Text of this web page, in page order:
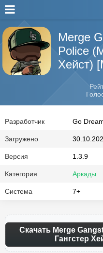
Merge
Police
Хейст)
Разработчик Go
Загружено
Версия 1.3.9
Категория Аркады
Система 7+
Скачать Merge
Гангстер